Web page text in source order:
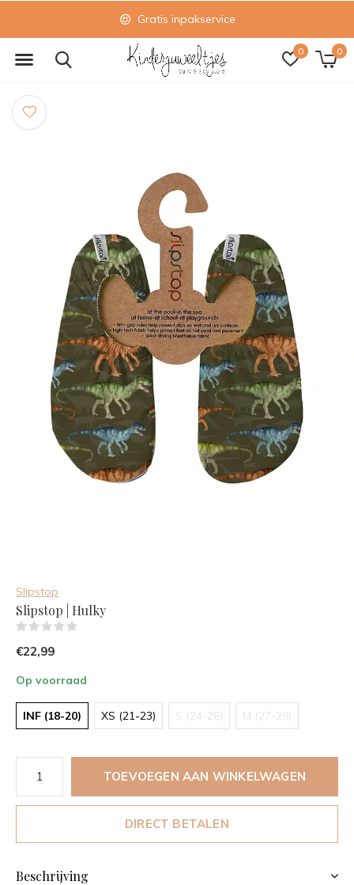
0 0
Gratis inpakservice
Slipstop
Slipstop | Hulky
€22,99
Op voorraad
INF (18-20) XS (21-23) S (24-26) M (27-29)
TOEVOEGEN AAN WINKELWAGEN
DIRECT BETALEN
Beschrijving